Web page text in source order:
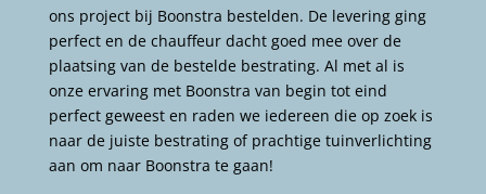
ons project bij Boonstra bestelden. De levering ging
perfect en de chauffeur dacht goed mee over de
plaatsing van de bestelde bestrating. Al met al is
onze ervaring met Boonstra van begin tot eind
perfect geweest en raden we iedereen die op zoek is
naar de juiste bestrating of prachtige tuinverlichting
aan om naar Boonstra te gaan!